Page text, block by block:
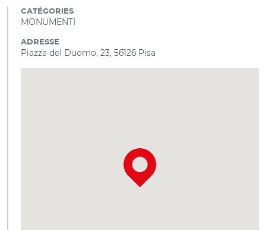
CATÉGORIES
MONUMENTI
ADRESSE
Piazza del Duomo, 23, 56126 Pisa